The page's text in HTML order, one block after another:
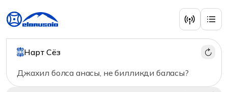
Нарт Сёз
Джахил болса анасы, не билликди баласы?
Наши соседи